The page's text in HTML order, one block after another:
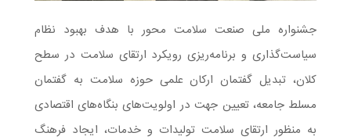
جشنواره ملی صنعت سلامت محور با هدف بهبود نظام
سیاست‌گذاری و برنامه‌ریزی رویکرد ارتقای سلامت در سطح
کلان، تبدیل گفتمان ارکان علمی حوزه سلامت به گفتمان
مسلط جامعه، تعیین جهت در اولویت‌های بنگاه‌های اقتصادی
به منظور ارتقای سلامت تولیدات و خدمات، ایجاد فرهنگ